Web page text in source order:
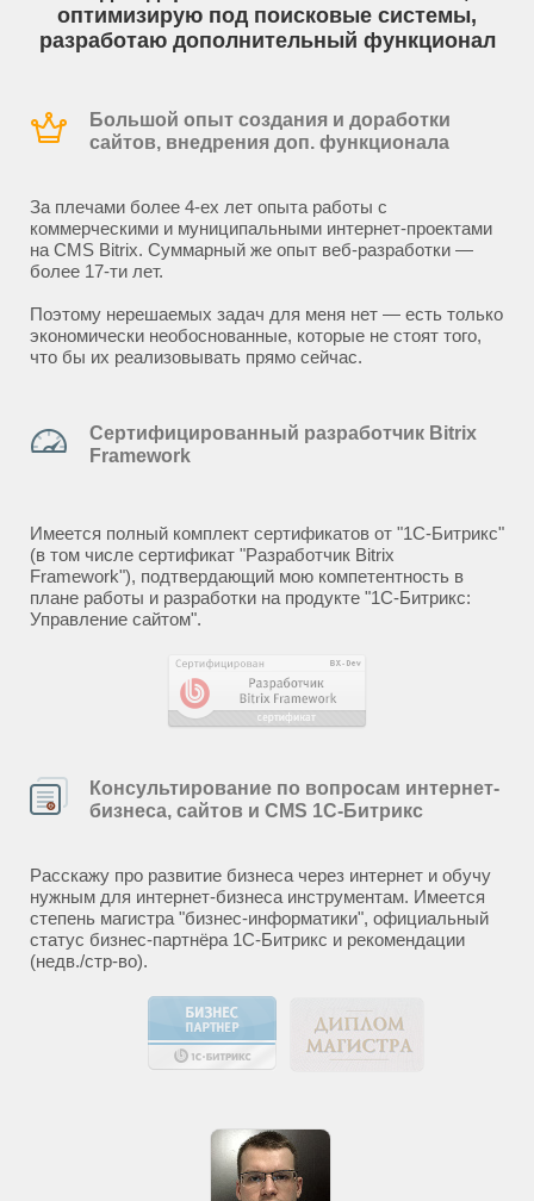
оптимизирую под поисковые системы,
разработаю дополнительный функционал
Большой опыт создания и доработки
сайтов, внедрения доп. функционала
За плечами более 4-ех лет опыта работы с
коммерческими и муниципальными интернет-проектами
на CMS Bitrix. Суммарный же опыт веб-разработки —
более 17-ти лет.
Поэтому нерешаемых задач для меня нет — есть только
экономически необоснованные, которые не стоят того,
что бы их реализовывать прямо сейчас.
Сертифицированный разработчик Bitrix
Framework
Имеется полный комплект сертификатов от "1С-Битрикс"
(в том числе сертификат "Разработчик Bitrix
Framework"), подтвердающий мою компетентность в
плане работы и разработки на продукте "1С-Битрикс:
Управление сайтом".
Консультирование по вопросам интернет-
бизнеса, сайтов и CMS 1С-Битрикс
Расскажу про развитие бизнеса через интернет и обучу
нужным для интернет-бизнеса инструментам. Имеется
степень магистра "бизнес-информатики", официальный
статус бизнес-партнёра 1С-Битрикс и рекомендации
(недв./стр-во).